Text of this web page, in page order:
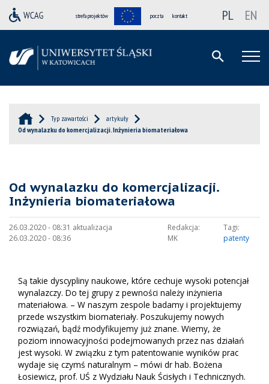
strefa projektów poczta kontakt PL EN
Typ zawartości
artykuły
Od wynalazku do komercjalizacji. Inżynieria biomateriałowa
Od wynalazku do komercjalizacji.
Inżynieria biomateriałowa
26.03.2020 - 08:31 aktualizacja
26.03.2020 - 08:36
Redakcja:
MK
Tagi:
patenty
Są takie dyscypliny naukowe, które cechuje wysoki potencjał
wynalazczy. Do tej grupy z pewności należy inżynieria
materiałowa. – W naszym zespole badamy i projektujemy
przede wszystkim biomateriały. Poszukujemy nowych
rozwiązań, bądź modyfikujemy już znane. Wiemy, że
poziom innowacyjności podejmowanych przez nas działań
jest wysoki. W związku z tym patentowanie wyników prac
wydaje się czymś naturalnym – mówi dr hab. Bożena
Łosiewicz, prof. UŚ z Wydziału Nauk Ścisłych i Technicznych.